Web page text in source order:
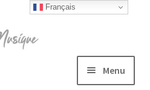
Menu
Français